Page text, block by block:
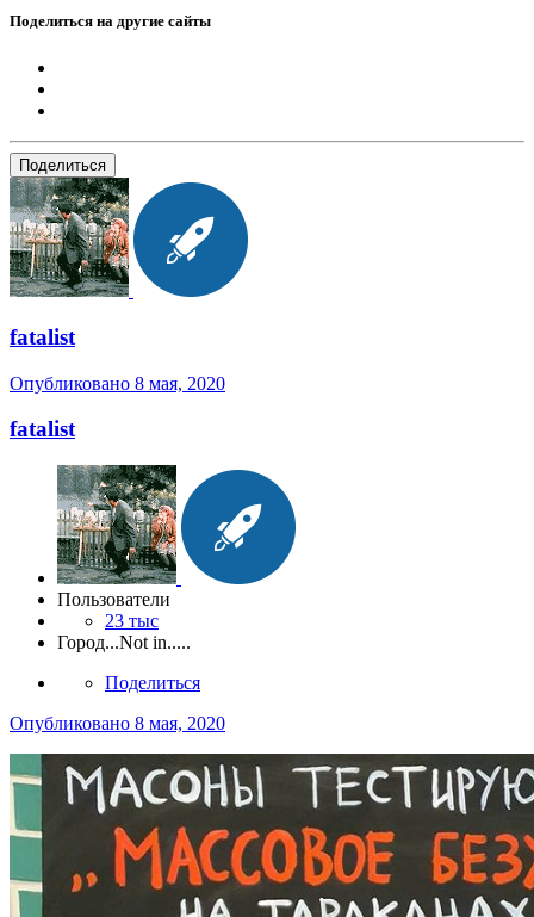
Поделиться на другие сайты
Поделиться
fatalist
Опубликовано 8 мая, 2020
fatalist
Пользователи
23 тыс
Город...Not in.....
Поделиться
Опубликовано 8 мая, 2020